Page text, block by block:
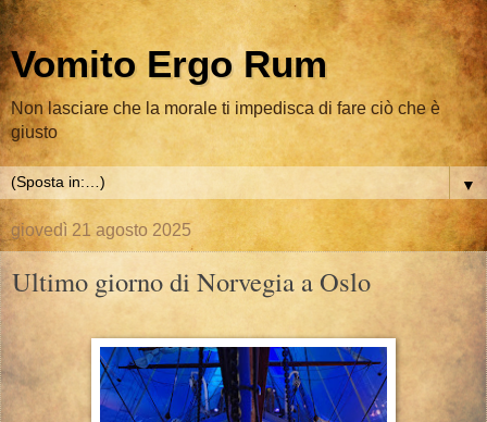
Vomito Ergo Rum
Non lasciare che la morale ti impedisca di fare ciò che è
giusto
▼
giovedì 21 agosto 2025
Ultimo giorno di Norvegia a Oslo